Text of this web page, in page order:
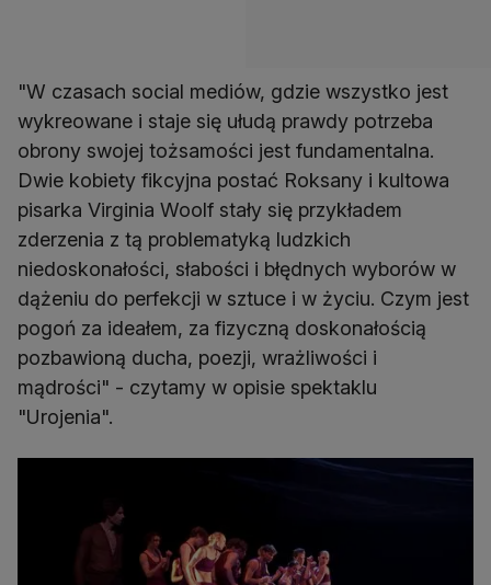
"W czasach social mediów, gdzie wszystko jest
wykreowane i staje się ułudą prawdy potrzeba
obrony swojej tożsamości jest fundamentalna.
Dwie kobiety fikcyjna postać Roksany i kultowa
pisarka Virginia Woolf stały się przykładem
zderzenia z tą problematyką ludzkich
niedoskonałości, słabości i błędnych wyborów w
dążeniu do perfekcji w sztuce i w życiu. Czym jest
pogoń za ideałem, za fizyczną doskonałością
pozbawioną ducha, poezji, wrażliwości i
mądrości" - czytamy w opisie spektaklu
"Urojenia".